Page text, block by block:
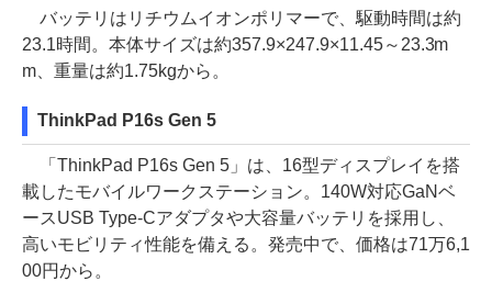
バッテリはリチウムイオンポリマーで、駆動時間は約
23.1時間。本体サイズは約357.9×247.9×11.45～23.3m
m、重量は約1.75kgから。
ThinkPad P16s Gen 5
「ThinkPad P16s Gen 5」は、16型ディスプレイを搭
載したモバイルワークステーション。140W対応GaNベ
ースUSB Type-Cアダプタや大容量バッテリを採用し、
高いモビリティ性能を備える。発売中で、価格は71万6,1
00円から。